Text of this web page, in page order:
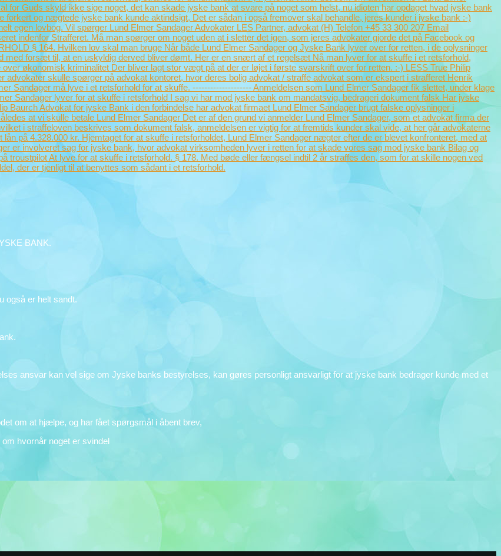
BANK.
også er helt sandt.
ansvar kan vel sige om Jyske banks bestyrelses, kan gøres personligt ansvarligt for at jyske bank bedrager kunde med et
om at hjælpe, og har fået spørgsmål i åbent brev,
hvornår noget er svindel